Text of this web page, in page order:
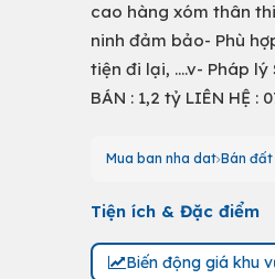
cao hàng xóm thân
ninh đảm bảo- Phù
tiện đi lại, ….v- Pháp
BÁN : 1,2 tỷ LIÊN HỆ :
Mua ban nha dat Bán
Tiện ích & Đặc điểm
Biến động giá khu